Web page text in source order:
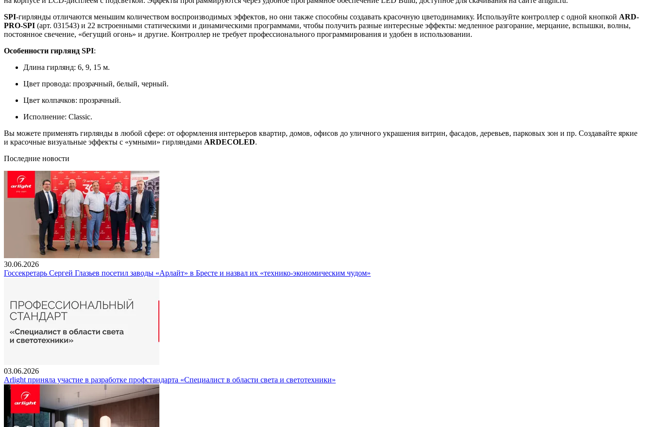
SPI-гирлянды отличаются меньшим количеством воспроизводимых эффектов, но они также способны создавать красочную цветодинамику. Используйте контроллер с одной кнопкой ARD-
PRO-SPI (арт. 031543) и 22 встроенными статическими и динамическими программами, чтобы получить разные интересные эффекты: медленное разгорание, мерцание, вспышки, волны,
постоянное свечение, «бегущий огонь» и другие. Контроллер не требует профессионального программирования и удобен в использовании.
Особенности гирлянд SPI:
Длина гирлянд: 6, 9, 15 м.
Цвет провода: прозрачный, белый, черный.
Цвет колпачков: прозрачный.
Исполнение: Classic.
Вы можете применять гирлянды в любой сфере: от оформления интерьеров квартир, домов, офисов до уличного украшения витрин, фасадов, деревьев, парковых зон и пр. Создавайте яркие
и красочные визуальные эффекты с «умными» гирляндами ARDECOLED.
Последние новости
30.06.2026
Госсекретарь Сергей Глазьев посетил заводы «Арлайт» в Бресте и назвал их «технико-экономическим чудом»
03.06.2026
Arlight приняла участие в разработке профстандарта «Специалист в области света и светотехники»